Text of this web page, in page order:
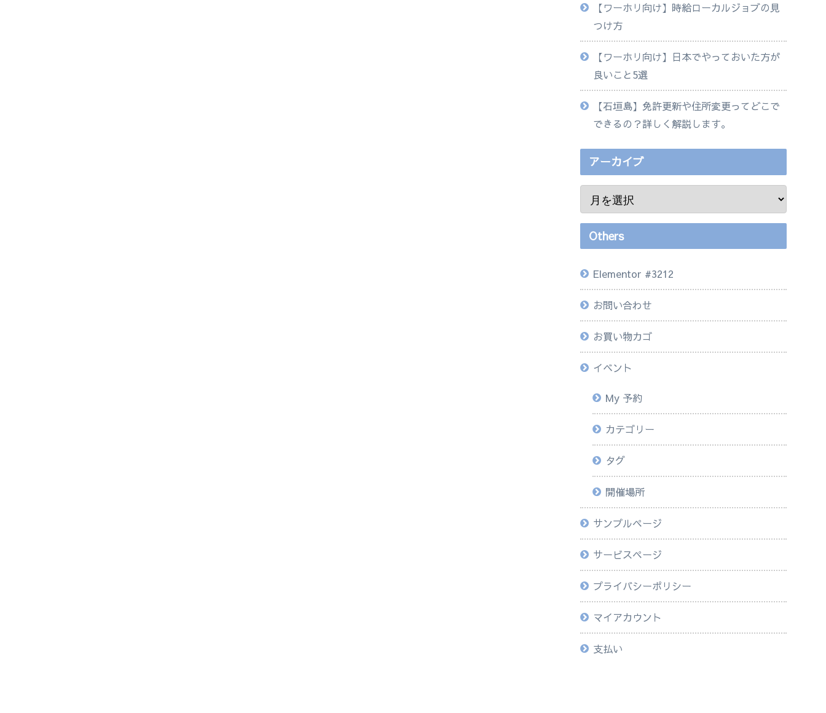
【ワーホリ向け】時給ローカルジョブの見
つけ方
【ワーホリ向け】日本でやっておいた方が
良いこと5選
【石垣島】免許更新や住所変更ってどこで
できるの？詳しく解説します。
アーカイブ
Others
Elementor #3212
お問い合わせ
お買い物カゴ
イベント
My 予約
カテゴリー
タグ
開催場所
サンプルページ
サービスページ
プライバシーポリシー
マイアカウント
支払い